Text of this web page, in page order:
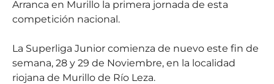
Arranca en Murillo la primera jornada de esta
competición nacional.
La Superliga Junior comienza de nuevo este fin de
semana, 28 y 29 de Noviembre, en la localidad
riojana de Murillo de Río Leza.